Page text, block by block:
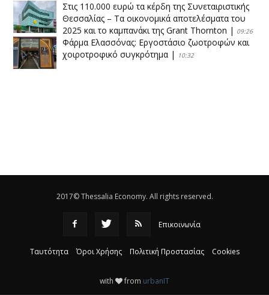
Στις 110.000 ευρώ τα κέρδη της Συνεταιριστικής
Θεσσαλίας – Τα οικονομικά αποτελέσματα του
2025 και το καμπανάκι της Grant Thornton | 09:26
Φάρμα Ελασσόνας: Εργοστάσιο ζωοτροφών και
χοιροτροφικό συγκρότημα | 10:32
2017© Thessalia Economy. All rights reserved.
Επικοινωνία
Ταυτότητα Όροι Χρήσης Πολιτική Προστασίας Cookies
with from urbanIT